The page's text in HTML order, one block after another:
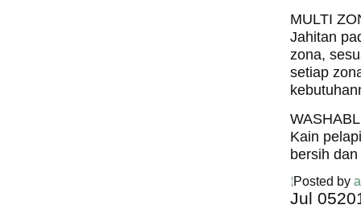
MULTI
Jahitan
zona,
setiap
Kain
bersih
Posted by
Jul 05